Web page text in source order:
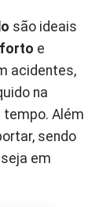
são ideais
e
acidentes,
na
Além
sendo
em